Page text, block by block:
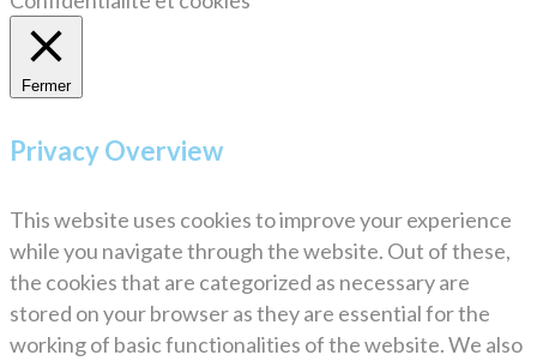
Fermer
Privacy Overview
This website uses cookies to improve your experience
while you navigate through the website. Out of these,
the cookies that are categorized as necessary are
stored on your browser as they are essential for the
working of basic functionalities of the website. We also